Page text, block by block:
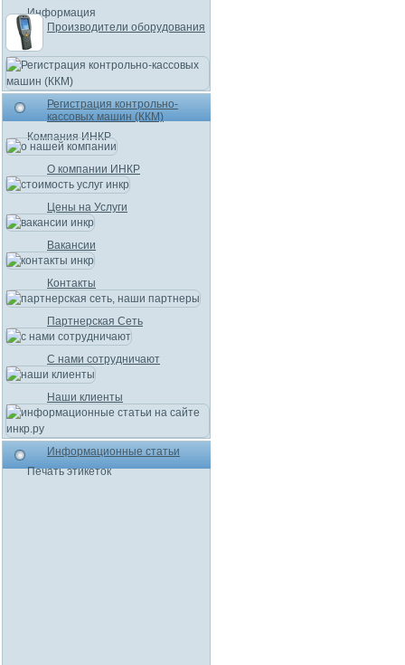
Информация
Производители оборудования
Регистрация контрольно-
кассовых машин (ККМ)
Компания ИНКР
О компании ИНКР
Цены на Услуги
Вакансии
Контакты
Партнерская Сеть
С нами сотрудничают
Наши клиенты
Информационные статьи
Печать этикеток